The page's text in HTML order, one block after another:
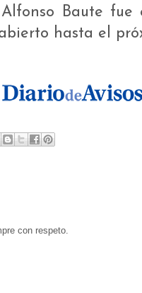
Baute
hasta el
con respeto.